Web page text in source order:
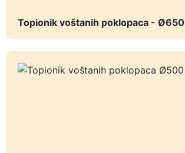
Topionik voštanih poklopaca - Ø650